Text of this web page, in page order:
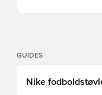
GUIDES
Nike